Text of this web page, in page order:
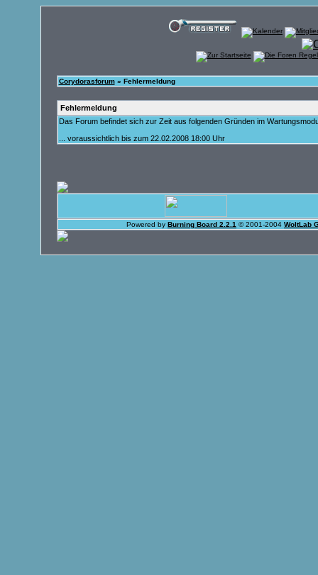
Corydorasforum» Fehlermeldung
Fehlermeldung
Das Forum befindet sich zur Zeit aus folgenden Gründen im
... voraussichtlich bis zum 22.02.2008 18:00 Uhr
Powered by Burning Board 2.2.1 © 2001-2004 WoltLab